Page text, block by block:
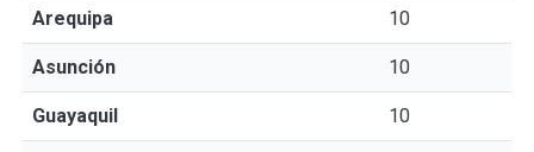
Arequipa 10
Asunción 10
Guayaquil 10